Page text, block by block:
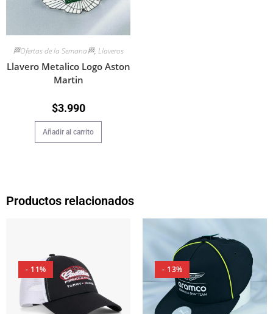
🏁Ofertas de la Semana🏁, Llaveros
Llavero Metalico Logo Aston
Martin
$3.990
Añadir al carrito
Productos relacionados
- 11% - 13%